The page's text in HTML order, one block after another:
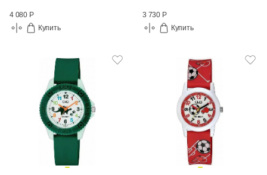
4 080 Р
Купить
3 730 Р
Купить